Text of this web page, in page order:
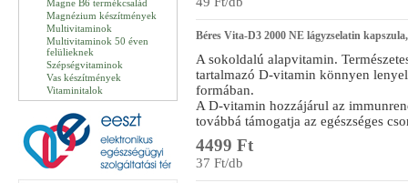
Magne B6 termékcsalád
Magnézium készítmények
Multivitaminok
Multivitaminok 50 éven
felülieknek
Szépségvitaminok
Vas készítmények
Vitaminitalok
Béres Vita-D3 2000 NE lágyzselatin
A sokoldalú alapvitamin.
tartalmazó D-vitamin könnyen
formában.
A D-vitamin hozzájárul az
továbbá támogatja az egészséges
4499 Ft
37 Ft/db